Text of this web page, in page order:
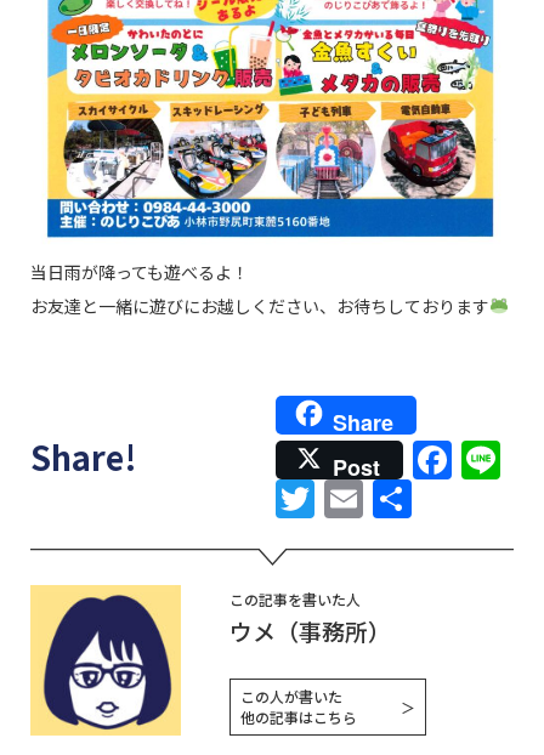
当日雨が降っても遊べるよ！
お友達と一緒に遊びにお越しください、お待ちしております
Share!
Share
Post
Twitter
Email
共
有
この記事を書いた人
ウメ（事務所）
この人が書いた
他の記事はこちら
＞